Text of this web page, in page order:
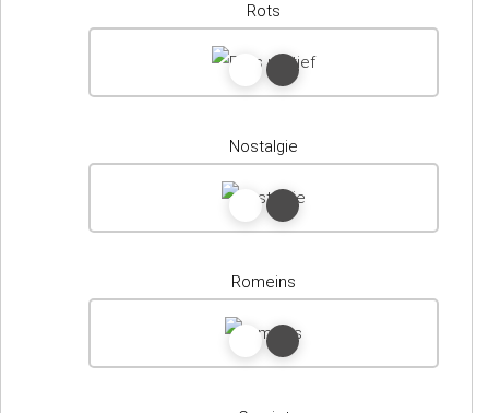
Rots
Nostalgie
Romeins